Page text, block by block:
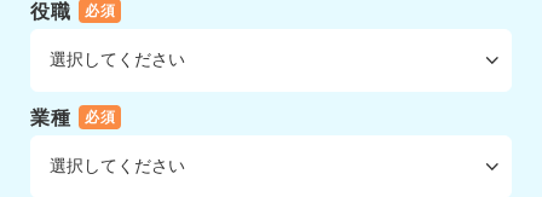
役職 必須
業種 必須